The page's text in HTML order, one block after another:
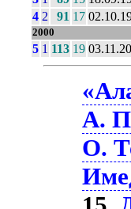
4 2 91 17
2000
5 1 113 19
А.
О.